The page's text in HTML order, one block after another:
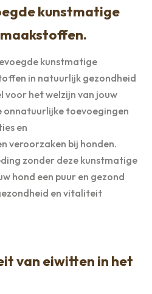
kunstmatige
kunstmatige
in natuurlijk gezondheid
voor het welzijn van jouw
onnatuurlijke toevoegingen
en
veroorzaken bij honden.
zonder deze kunstmatige
hond een puur en gezond
en vitaliteit
van eiwitten in het